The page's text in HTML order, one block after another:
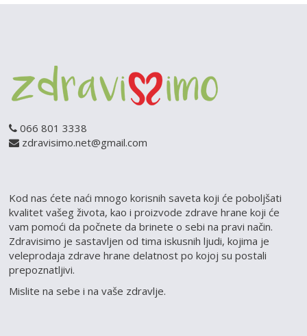
066 801 3338
zdravisimo.net@gmail.com
Kod nas ćete naći mnogo korisnih saveta koji će poboljšati
kvalitet vašeg života, kao i proizvode zdrave hrane koji će
vam pomoći da počnete da brinete o sebi na pravi način.
Zdravisimo je sastavljen od tima iskusnih ljudi, kojima je
veleprodaja zdrave hrane delatnost po kojoj su postali
prepoznatljivi.
Mislite na sebe i na vaše zdravlje.